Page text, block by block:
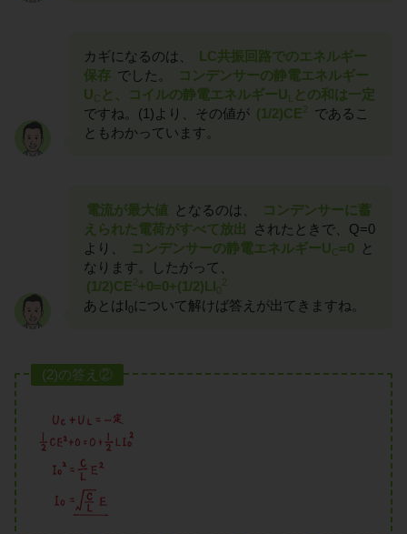
カギになるのは、
LC共振回路でのエネルギー
保存 でした。
コンデンサーの静電エネルギー
UC と、コイルの静電エネルギーUL との和は一定
ですね。(1)より、その値が (1/2)CE2
であるこ
ともわかっています。
電流が最大値 となるのは、
コンデンサーに蓄
えられた電荷がすべて放出
されたときで、Q=0
より、
コンデンサーの静電エネルギーUC=0 と
なります。したがって、
(1/2)CE2+0=0+(1/2)LI0
2
あとはI0について解けば答えが出てきますね。
(2)の答え②